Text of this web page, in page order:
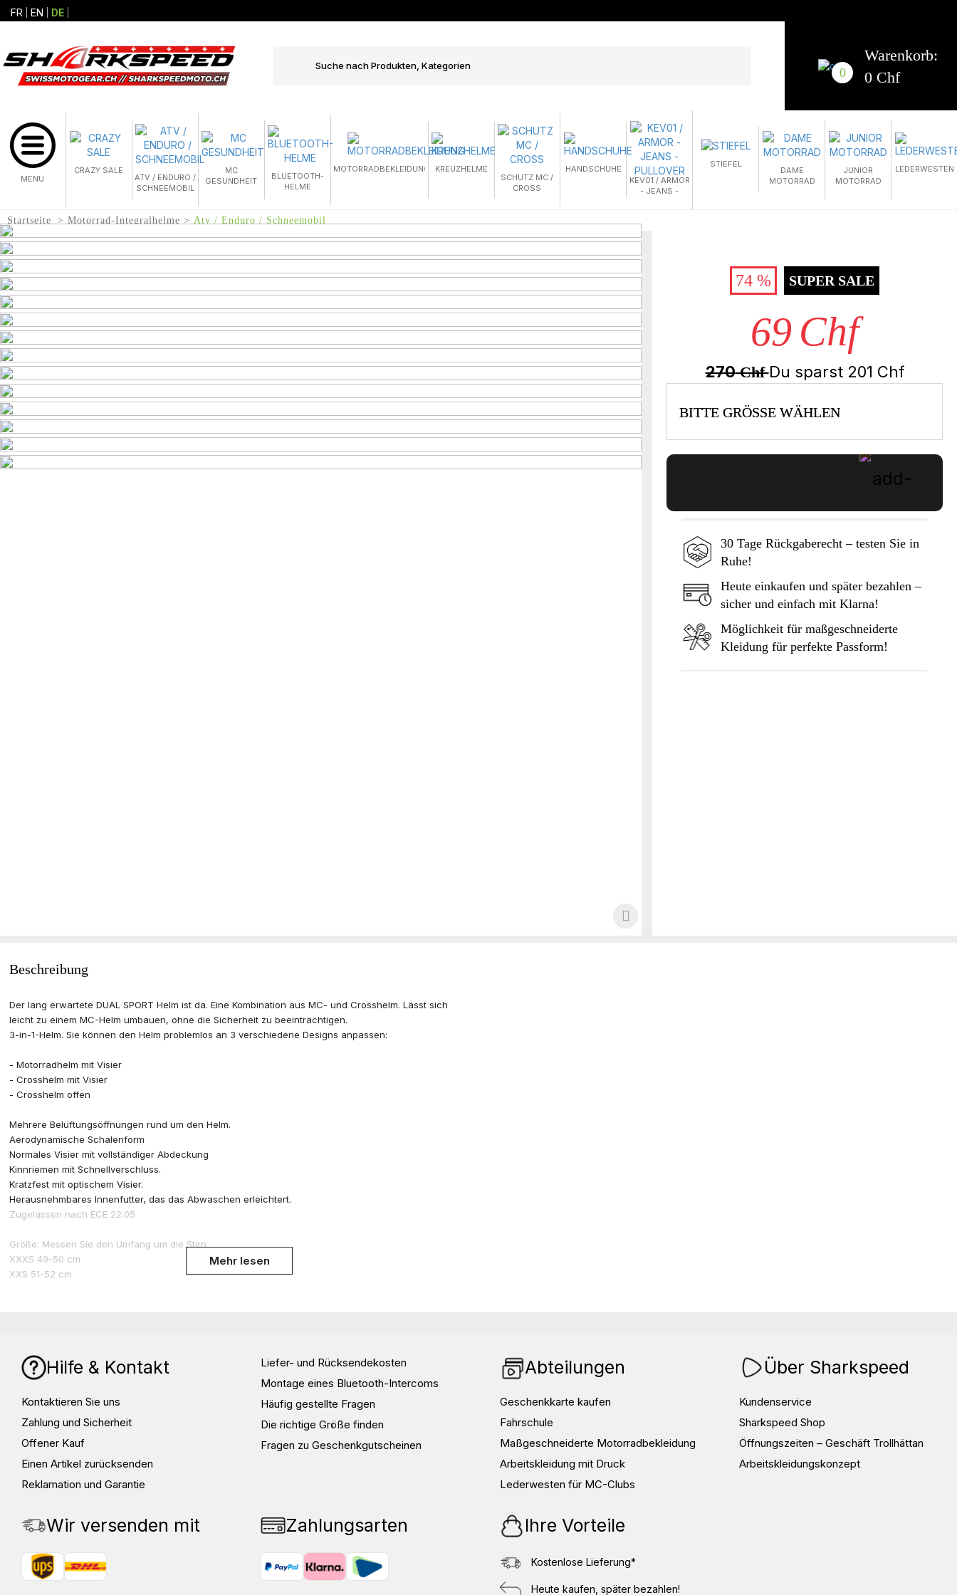
FR EN DE
0
Warenkorb:
0 Chf
MENU
CRAZY SALE
ATV / ENDURO /
SCHNEEMOBIL
MC
GESUNDHEIT
BLUETOOTH-
HELME
MOTORRADBEKLEIDUNG
KREUZHELME
SCHUTZ MC /
CROSS
HANDSCHUHE
KEV01 / ARMOR
- JEANS -
STIEFEL
DAME
MOTORRAD
JUNIOR
MOTORRAD
LEDERWESTEN
Startseite Motorrad-Integralhelme Atv / Enduro / Schneemobil
74 % SUPER SALE
69 Chf
270ChfDu sparst 201 Chf
BITTE GRÖSSE WÄHLEN
In den Warenkorb
30 Tage Rückgaberecht – testen Sie in
Ruhe!
Heute einkaufen und später bezahlen –
sicher und einfach mit Klarna!
Möglichkeit für maßgeschneiderte
Kleidung für perfekte Passform!
Beschreibung
Der lang erwartete DUAL SPORT Helm ist da. Eine Kombination aus MC- und Crosshelm. Lässt sich
leicht zu einem MC-Helm umbauen, ohne die Sicherheit zu beeinträchtigen.
3-in-1-Helm. Sie können den Helm problemlos an 3 verschiedene Designs anpassen:
- Motorradhelm mit Visier
- Crosshelm mit Visier
- Crosshelm offen
Mehrere Belüftungsöffnungen rund um den Helm.
Aerodynamische Schalenform
Normales Visier mit vollständiger Abdeckung
Kinnriemen mit Schnellverschluss.
Kratzfest mit optischem Visier.
Herausnehmbares Innenfutter, das das Abwaschen erleichtert.
Zugelassen nach ECE 22:05
Größe: Messen Sie den Umfang um die Stirn
XXXS 49-50 cm
XXS 51-52 cm
XXL 63-64 cm
XXXL 65-66 cm
Mehr lesen
Hilfe & Kontakt
Kontaktieren Sie uns
Zahlung und Sicherheit
Offener Kauf
Einen Artikel zurücksenden
Reklamation und Garantie
Liefer- und Rücksendekosten
Montage eines Bluetooth-Intercoms
Häufig gestellte Fragen
Die richtige Größe finden
Fragen zu Geschenkgutscheinen
Abteilungen
Geschenkkarte kaufen
Fahrschule
Maßgeschneiderte Motorradbekleidung
Arbeitskleidung mit Druck
Lederwesten für MC-Clubs
Über Sharkspeed
Kundenservice
Sharkspeed Shop
Öffnungszeiten – Geschäft Trollhättan
Arbeitskleidungskonzept
Wir versenden mit Zahlungsarten Ihre Vorteile
Kostenlose Lieferung*
Heute kaufen, später bezahlen!